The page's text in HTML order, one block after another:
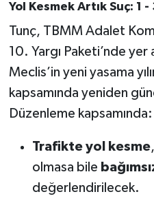
Yol Kesmek Artık Suç: 1 -
Tunç, TBMM Adalet
10. Yargı Paketi’nde
Meclis’in yeni yasama
kapsamında yeniden
Düzenleme kapsamında:
Trafikte yol kesme
olmasa bile
değerlendirilecek.